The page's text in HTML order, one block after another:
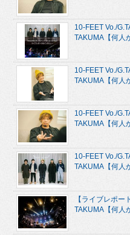
10-FEET Vo./
TAKUMA【何人
10-FEET Vo./
TAKUMA【何人
10-FEET Vo./
TAKUMA【何人
10-FEET Vo./
TAKUMA【何人
【ライブレポー
TAKUMA【何人